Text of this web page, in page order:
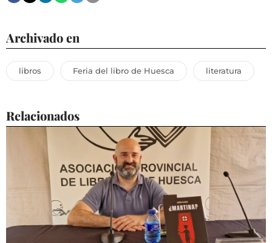
Archivado en
libros Feria del libro de Huesca literatura
Relacionados